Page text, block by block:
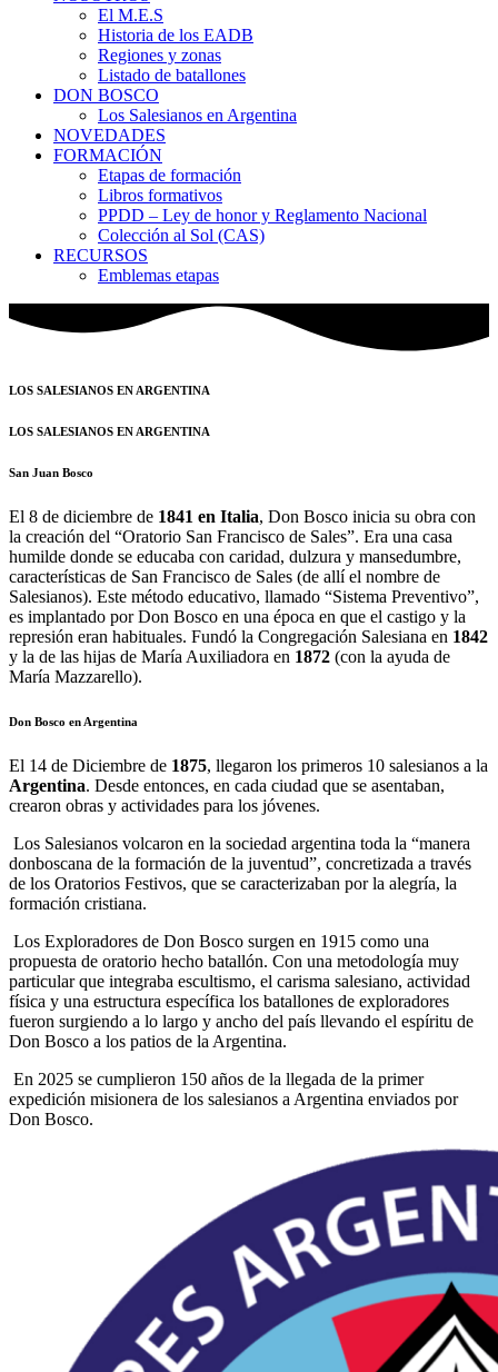
El M.E.S
Historia de los EADB
Regiones y zonas
Listado de batallones
DON BOSCO
Los Salesianos en Argentina
NOVEDADES
FORMACIÓN
Etapas de formación
Libros formativos
PPDD – Ley de honor y Reglamento Nacional
Colección al Sol (CAS)
RECURSOS
Emblemas etapas
LOS SALESIANOS EN ARGENTINA
LOS SALESIANOS EN ARGENTINA
San Juan Bosco
El 8 de diciembre de 1841 en Italia, Don Bosco inicia su obra con
la creación del “Oratorio San Francisco de Sales”. Era una casa
humilde donde se educaba con caridad, dulzura y mansedumbre,
características de San Francisco de Sales (de allí el nombre de
Salesianos). Este método educativo, llamado “Sistema Preventivo”,
es implantado por Don Bosco en una época en que el castigo y la
represión eran habituales. Fundó la Congregación Salesiana en 1842
y la de las hijas de María Auxiliadora en 1872 (con la ayuda de
María Mazzarello).
Don Bosco en Argentina
El 14 de Diciembre de 1875, llegaron los primeros 10 salesianos a la
Argentina. Desde entonces, en cada ciudad que se asentaban,
crearon obras y actividades para los jóvenes.
Los Salesianos volcaron en la sociedad argentina toda la “manera
donboscana de la formación de la juventud”, concretizada a través
de los Oratorios Festivos, que se caracterizaban por la alegría, la
formación cristiana.
Los Exploradores de Don Bosco surgen en 1915 como una
propuesta de oratorio hecho batallón. Con una metodología muy
particular que integraba escultismo, el carisma salesiano, actividad
física y una estructura específica los batallones de exploradores
fueron surgiendo a lo largo y ancho del país llevando el espíritu de
Don Bosco a los patios de la Argentina.
En 2025 se cumplieron 150 años de la llegada de la primer
expedición misionera de los salesianos a Argentina enviados por
Don Bosco.